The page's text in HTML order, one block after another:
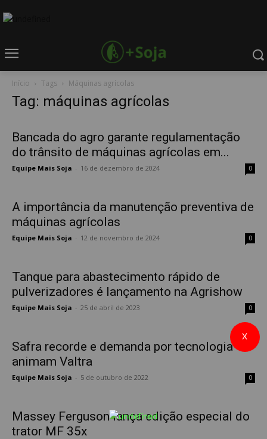
Início Tags Máquinas agrícolas
Tag: máquinas agrícolas
Bancada do agro garante regulamentação
do trânsito de máquinas agrícolas em...
Equipe Mais Soja 16 de dezembro de 2024 0
A importância da manutenção preventiva de
máquinas agrícolas
Equipe Mais Soja 12 de novembro de 2024 0
Tanque para abastecimento rápido de
pulverizadores é lançamento na Agrishow
Equipe Mais Soja 25 de abril de 2023 0
Safra recorde e demanda por tecnologia
animam Valtra
Equipe Mais Soja 5 de outubro de 2022 0
Massey Ferguson lança edição especial do
trator MF 35x
X